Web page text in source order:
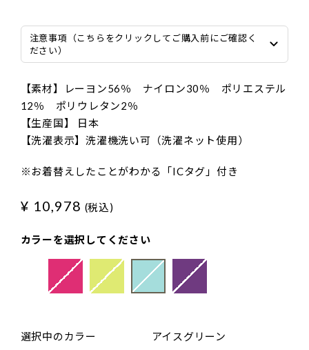
注意事項（こちらをクリックしてご購入前にご確認く
ださい）
【素材】レーヨン56％ ナイロン30％ ポリエステル
12％ ポリウレタン2％
【生産国】 日本
【洗濯表示】洗濯機洗い可（洗濯ネット使用）
※お着替えしたことがわかる「ICタグ」付き
¥ 10,978 (税込)
カラーを選択してください
選択中のカラー アイスグリーン